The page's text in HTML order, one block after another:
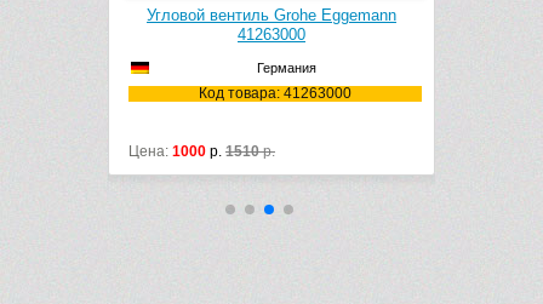
Угловой вентиль Grohe Eggemann
41263000
Германия
Код товара: 41263000
Цена: 1000 р. 1510р.